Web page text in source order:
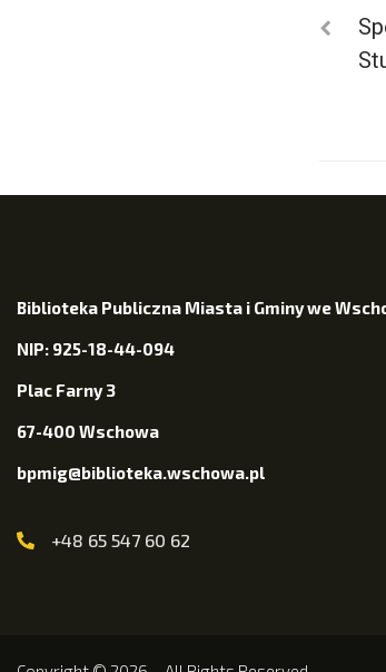
Biblioteka Publiczna Miasta i Gminy we
NIP: 925-18-44-094
Plac Farny 3
67-400 Wschowa
bpmig@biblioteka.wschowa.pl
+48 65 547 60 62